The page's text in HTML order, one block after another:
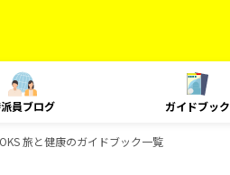
員ブログ ガイドブック
旅と健康のガイドブック一覧